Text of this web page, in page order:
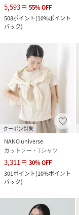
5,593円 55%OFF
508ポイント(10%ポイント
バック)
クーポン対象
NANO universe
カットソー・Tシャツ
3,311円 30%OFF
301ポイント(10%ポイント
バック)